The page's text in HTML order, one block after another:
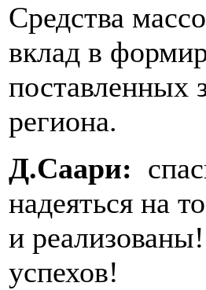
Средства
вклад в
поставленных
региона.
Д.Саари:
надеяться на
и
успехов!